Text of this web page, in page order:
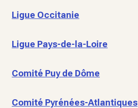
Ligue Occitanie
Ligue Pays-de-la-Loire
Comité Puy de Dôme
Comité Pyrénées-Atlantiques